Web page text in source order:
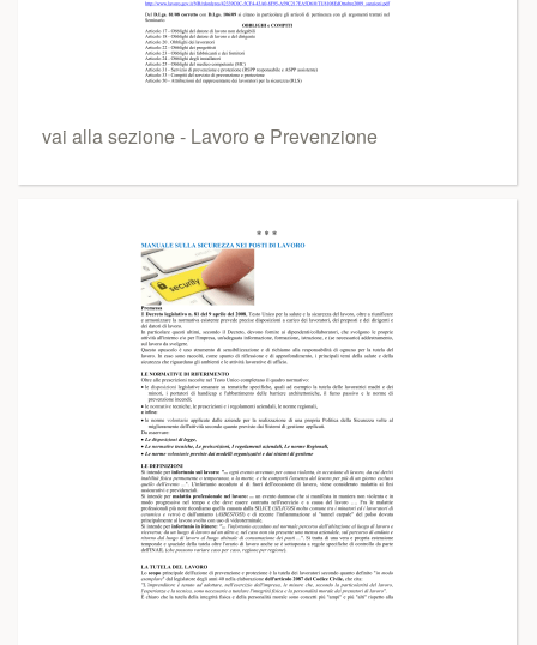
vai alla sezione - Lavoro e Prevenzione